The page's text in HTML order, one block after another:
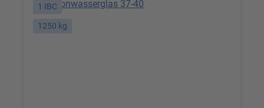
1 IBC
1250 kg